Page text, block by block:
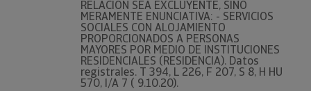
RELACION SEA EXCLUYENTE, SINO
MERAMENTE ENUNCIATIVA: - SERVICIOS
SOCIALES CON ALOJAMIENTO
PROPORCIONADOS A PERSONAS
MAYORES POR MEDIO DE INSTITUCIONES
RESIDENCIALES (RESIDENCIA). Datos
registrales. T 394, L 226, F 207, S 8, H HU
570, I/A 7 ( 9.10.20).